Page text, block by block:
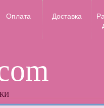
Оплата Доставка